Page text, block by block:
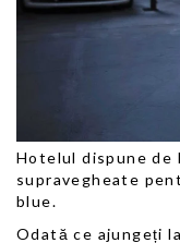
Hotelul dispune de
supravegheate
blue.
Odată ce ajungeți